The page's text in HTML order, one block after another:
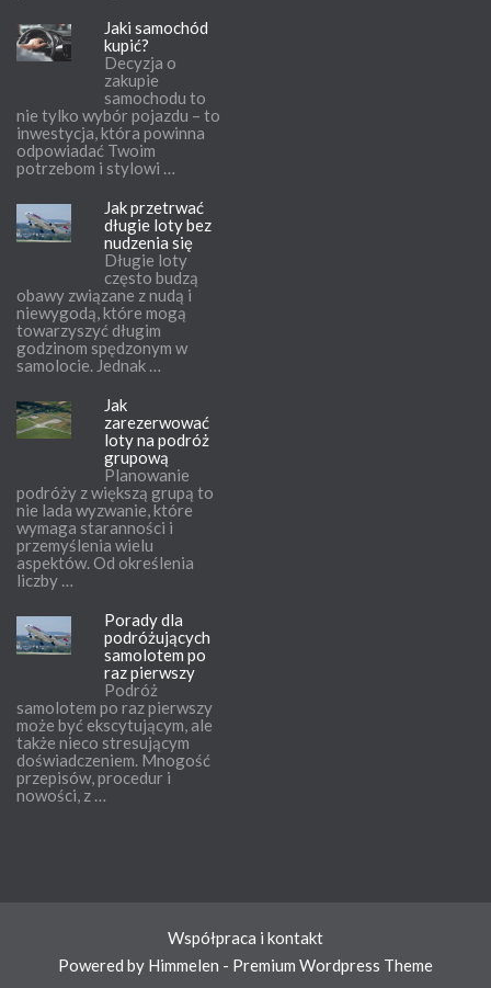
Jaki samochód
kupić?
Decyzja o
zakupie
samochodu to
nie tylko wybór pojazdu – to
inwestycja, która powinna
odpowiadać Twoim
potrzebom i stylowi …
Jak przetrwać
długie loty bez
nudzenia się
Długie loty
często budzą
obawy związane z nudą i
niewygodą, które mogą
towarzyszyć długim
godzinom spędzonym w
samolocie. Jednak …
Jak
zarezerwować
loty na podróż
grupową
Planowanie
podróży z większą grupą to
nie lada wyzwanie, które
wymaga staranności i
przemyślenia wielu
aspektów. Od określenia
liczby …
Porady dla
podróżujących
samolotem po
raz pierwszy
Podróż
samolotem po raz pierwszy
może być ekscytującym, ale
także nieco stresującym
doświadczeniem. Mnogość
przepisów, procedur i
nowości, z …
Współpraca i kontakt
Powered by Himmelen - Premium Wordpress Theme